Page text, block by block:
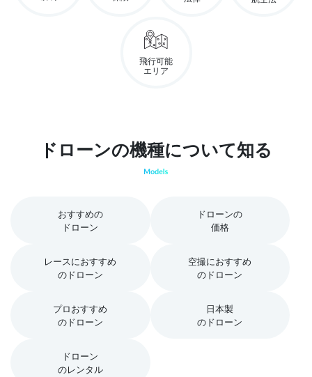
飛行可能
エリア
ドローンの機種について知る
おすすめの
ドローン
ドローンの
価格
レースにおすすめ
のドローン
空撮におすすめ
のドローン
プロおすすめ
のドローン
日本製
のドローン
ドローン
のレンタル